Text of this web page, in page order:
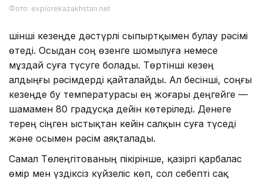
Фото: explorekazakhstan.net
Үшінші кезеңде дәстүрлі сыпыртқымен булау рәсімі
өтеді. Осыдан соң өзенге шомылуға немесе
мұздай суға түсуге болады. Төртінші кезең
алдыңғы рәсімдерді қайталайды. Ал бесінші, соңғы
кезеңде бу температурасы ең жоғары деңгейге —
шамамен 80 градусқа дейін көтеріледі. Денеге
терең сіңген ыстықтан кейін салқын суға түседі
және осымен рәсім аяқталады.
Самал Төлеңгітованың пікірінше, қазіргі қарбалас
өмір мен үздіксіз күйзеліс көп, сол себепті сақ